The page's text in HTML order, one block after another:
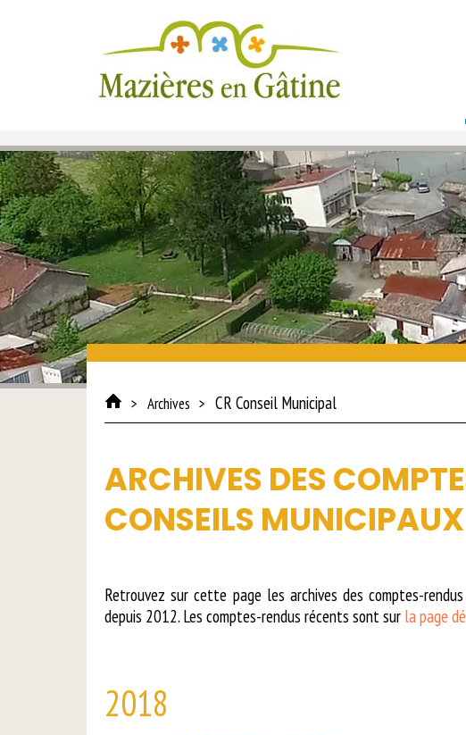
Archives CR Conseil Municipal
ARCHIVES DES
CONSEILS MUNICIPAUX
Retrouvez sur cette page les archives des comptes-
depuis 2012. Les comptes-rendus récents sont sur la page
2018